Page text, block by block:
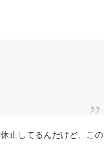
止してるんだけど、この